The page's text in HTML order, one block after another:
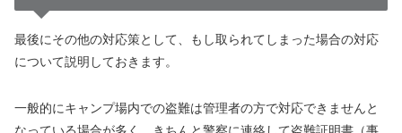
最後にその他の対応策として、もし取られてしまった場合の対応
について説明しておきます。
一般的にキャンプ場内での盗難は管理者の方で対応できませんと